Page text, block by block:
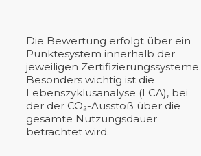
Die Bewertung erfolgt über ein
Punktesystem innerhalb der
jeweiligen Zertifizierungssysteme.
Besonders wichtig ist die
Lebenszyklusanalyse (LCA), bei
der der CO₂-Ausstoß über die
gesamte Nutzungsdauer
betrachtet wird.